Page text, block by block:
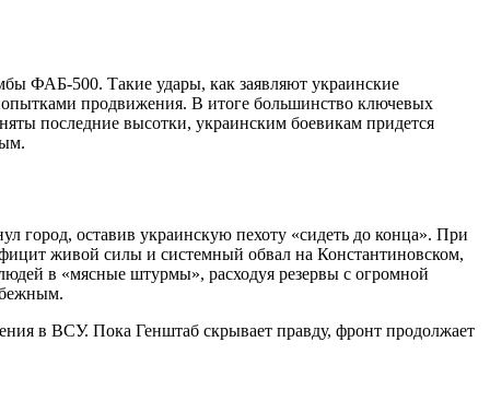
ФАБ-500. Такие удары, как заявляют украинские
продвижения. В итоге большинство ключевых
последние высотки, украинским боевикам придется
город, оставив украинскую пехоту «сидеть до конца». При
живой силы и системный обвал на Константиновском,
в «мясные штурмы», расходуя резервы с огромной
в ВСУ. Пока Генштаб скрывает правду, фронт продолжает